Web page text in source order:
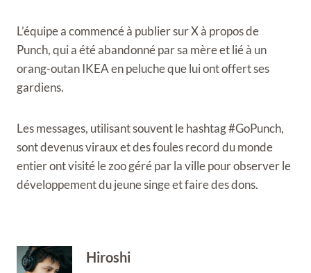
L’équipe a commencé à publier sur X à propos de
Punch, qui a été abandonné par sa mère et lié à un
orang-outan IKEA en peluche que lui ont offert ses
gardiens.
Les messages, utilisant souvent le hashtag #GoPunch,
sont devenus viraux et des foules record du monde
entier ont visité le zoo géré par la ville pour observer le
développement du jeune singe et faire des dons.
Hiroshi